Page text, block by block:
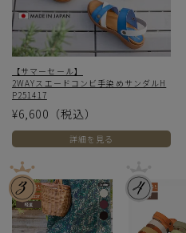
【サマーセール】
2WAYスエードコンビ手染めサンダルH
P251417
¥6,600 （税込）
詳細を見る